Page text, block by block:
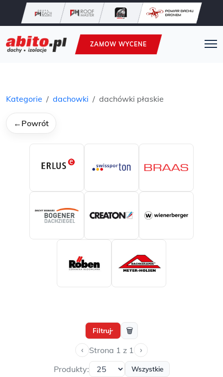
ZAMOW WYCENE
Kategorie dachowki dachówki płaskie
← Powrót
Filtruj› 🗑
‹ Strona 1 z 1 ›
Produkty: Wszystkie